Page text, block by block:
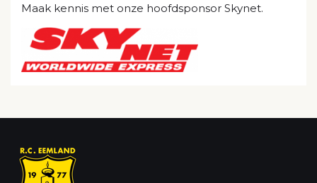
Maak kennis met onze hoofdsponsor Skynet.